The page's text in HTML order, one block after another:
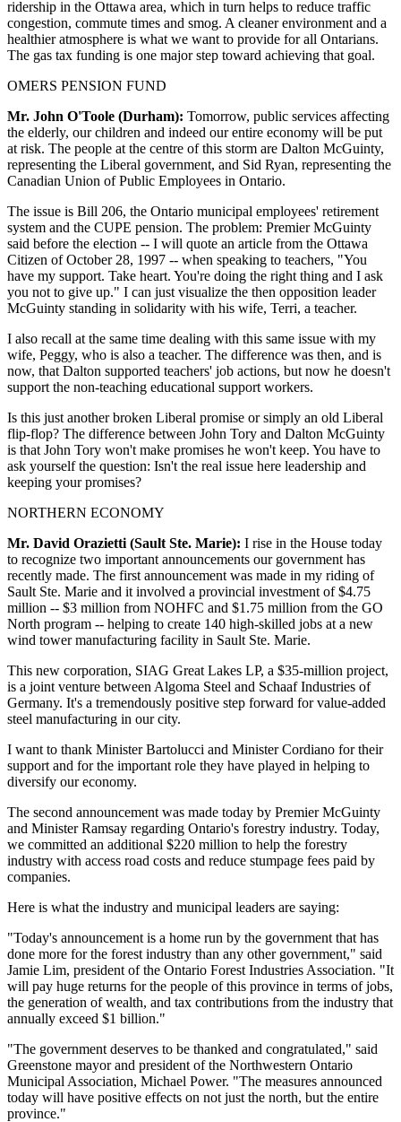
ridership in the Ottawa area, which in turn helps to reduce traffic
congestion, commute times and smog. A cleaner environment and a
healthier atmosphere is what we want to provide for all Ontarians.
The gas tax funding is one major step toward achieving that goal.
OMERS PENSION FUND
Mr. John O'Toole (Durham): Tomorrow, public services affecting
the elderly, our children and indeed our entire economy will be put
at risk. The people at the centre of this storm are Dalton McGuinty,
representing the Liberal government, and Sid Ryan, representing the
Canadian Union of Public Employees in Ontario.
The issue is Bill 206, the Ontario municipal employees' retirement
system and the CUPE pension. The problem: Premier McGuinty
said before the election -- I will quote an article from the Ottawa
Citizen of October 28, 1997 -- when speaking to teachers, "You
have my support. Take heart. You're doing the right thing and I ask
you not to give up." I can just visualize the then opposition leader
McGuinty standing in solidarity with his wife, Terri, a teacher.
I also recall at the same time dealing with this same issue with my
wife, Peggy, who is also a teacher. The difference was then, and is
now, that Dalton supported teachers' job actions, but now he doesn't
support the non-teaching educational support workers.
Is this just another broken Liberal promise or simply an old Liberal
flip-flop? The difference between John Tory and Dalton McGuinty
is that John Tory won't make promises he won't keep. You have to
ask yourself the question: Isn't the real issue here leadership and
keeping your promises?
NORTHERN ECONOMY
Mr. David Orazietti (Sault Ste. Marie): I rise in the House today
to recognize two important announcements our government has
recently made. The first announcement was made in my riding of
Sault Ste. Marie and it involved a provincial investment of $4.75
million -- $3 million from NOHFC and $1.75 million from the GO
North program -- helping to create 140 high-skilled jobs at a new
wind tower manufacturing facility in Sault Ste. Marie.
This new corporation, SIAG Great Lakes LP, a $35-million project,
is a joint venture between Algoma Steel and Schaaf Industries of
Germany. It's a tremendously positive step forward for value-added
steel manufacturing in our city.
I want to thank Minister Bartolucci and Minister Cordiano for their
support and for the important role they have played in helping to
diversify our economy.
The second announcement was made today by Premier McGuinty
and Minister Ramsay regarding Ontario's forestry industry. Today,
we committed an additional $220 million to help the forestry
industry with access road costs and reduce stumpage fees paid by
companies.
Here is what the industry and municipal leaders are saying:
"Today's announcement is a home run by the government that has
done more for the forest industry than any other government," said
Jamie Lim, president of the Ontario Forest Industries Association. "It
will pay huge returns for the people of this province in terms of jobs,
the generation of wealth, and tax contributions from the industry that
annually exceed $1 billion."
"The government deserves to be thanked and congratulated," said
Greenstone mayor and president of the Northwestern Ontario
Municipal Association, Michael Power. "The measures announced
today will have positive effects on not just the north, but the entire
province."